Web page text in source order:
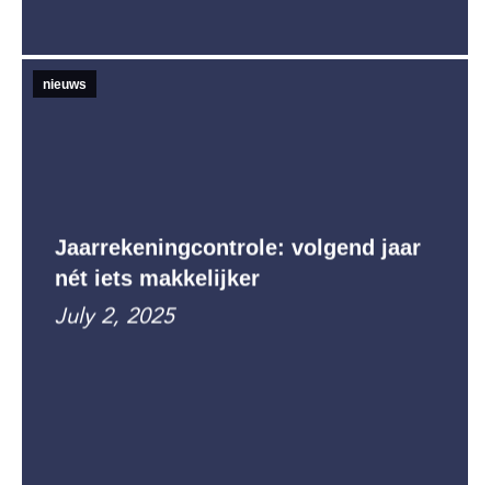
nieuws
Jaarrekeningcontrole: volgend jaar
nét iets makkelijker
July 2, 2025